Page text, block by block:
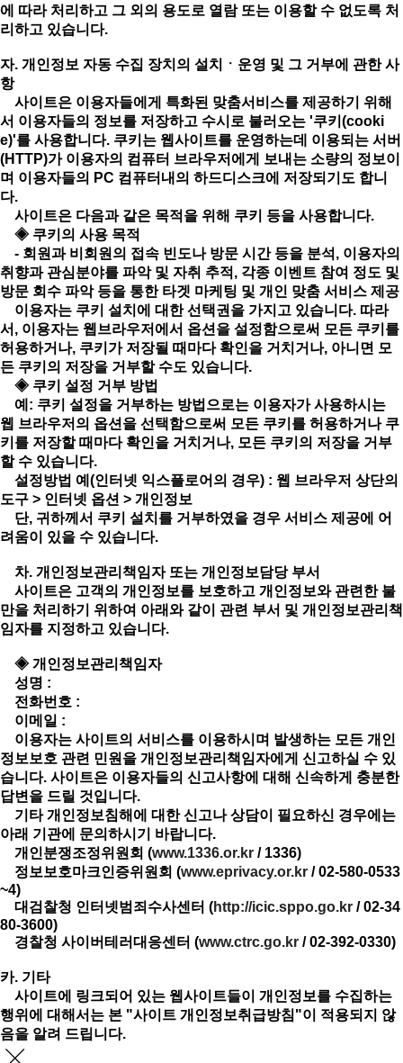
에 따라 처리하고 그 외의 용도로 열람 또는 이용할 수 없도록 처
리하고 있습니다.
자. 개인정보 자동 수집 장치의 설치ㆍ운영 및 그 거부에 관한 사
항
사이트은 이용자들에게 특화된 맞춤서비스를 제공하기 위해
서 이용자들의 정보를 저장하고 수시로 불러오는 '쿠키(cooki
e)'를 사용합니다. 쿠키는 웹사이트를 운영하는데 이용되는 서버
(HTTP)가 이용자의 컴퓨터 브라우저에게 보내는 소량의 정보이
며 이용자들의 PC 컴퓨터내의 하드디스크에 저장되기도 합니
다.
사이트은 다음과 같은 목적을 위해 쿠키 등을 사용합니다.
◈ 쿠키의 사용 목적
- 회원과 비회원의 접속 빈도나 방문 시간 등을 분석, 이용자의
취향과 관심분야를 파악 및 자취 추적, 각종 이벤트 참여 정도 및
방문 회수 파악 등을 통한 타겟 마케팅 및 개인 맞춤 서비스 제공
이용자는 쿠키 설치에 대한 선택권을 가지고 있습니다. 따라
서, 이용자는 웹브라우저에서 옵션을 설정함으로써 모든 쿠키를
허용하거나, 쿠키가 저장될 때마다 확인을 거치거나, 아니면 모
든 쿠키의 저장을 거부할 수도 있습니다.
◈ 쿠키 설정 거부 방법
예: 쿠키 설정을 거부하는 방법으로는 이용자가 사용하시는
웹 브라우저의 옵션을 선택함으로써 모든 쿠키를 허용하거나 쿠
키를 저장할 때마다 확인을 거치거나, 모든 쿠키의 저장을 거부
할 수 있습니다.
설정방법 예(인터넷 익스플로어의 경우) : 웹 브라우저 상단의
도구 > 인터넷 옵션 > 개인정보
단, 귀하께서 쿠키 설치를 거부하였을 경우 서비스 제공에 어
려움이 있을 수 있습니다.
차. 개인정보관리책임자 또는 개인정보담당 부서
사이트은 고객의 개인정보를 보호하고 개인정보와 관련한 불
만을 처리하기 위하여 아래와 같이 관련 부서 및 개인정보관리책
임자를 지정하고 있습니다.
◈ 개인정보관리책임자
성명 :
전화번호 :
이메일 :
이용자는 사이트의 서비스를 이용하시며 발생하는 모든 개인
정보보호 관련 민원을 개인정보관리책임자에게 신고하실 수 있
습니다. 사이트은 이용자들의 신고사항에 대해 신속하게 충분한
답변을 드릴 것입니다.
기타 개인정보침해에 대한 신고나 상담이 필요하신 경우에는
아래 기관에 문의하시기 바랍니다.
개인분쟁조정위원회 (www.1336.or.kr / 1336)
정보보호마크인증위원회 (www.eprivacy.or.kr / 02-580-0533
~4)
대검찰청 인터넷범죄수사센터 (http://icic.sppo.go.kr / 02-34
80-3600)
경찰청 사이버테러대응센터 (www.ctrc.go.kr / 02-392-0330)
카. 기타
사이트에 링크되어 있는 웹사이트들이 개인정보를 수집하는
행위에 대해서는 본 "사이트 개인정보취급방침"이 적용되지 않
음을 알려 드립니다.